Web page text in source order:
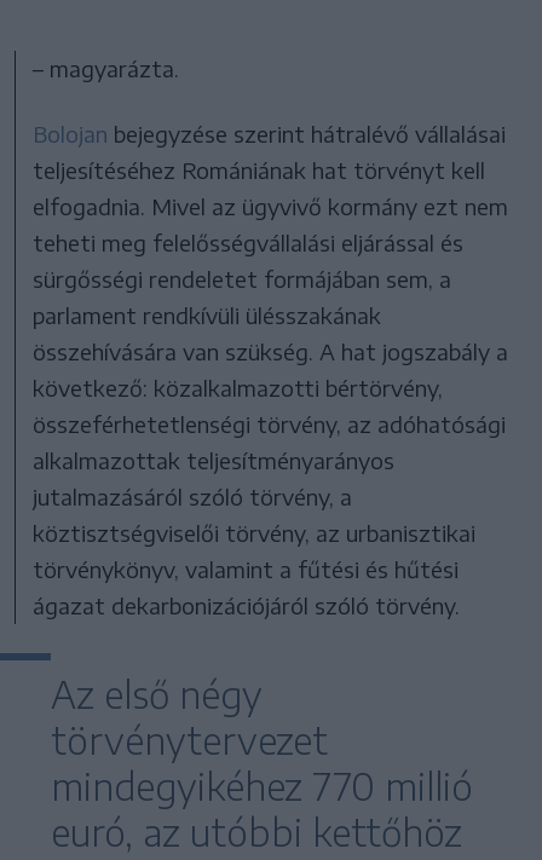
– magyarázta.
Bolojan bejegyzése szerint hátralévő vállalásai
teljesítéséhez Romániának hat törvényt kell
elfogadnia. Mivel az ügyvivő kormány ezt nem
teheti meg felelősségvállalási eljárással és
sürgősségi rendeletet formájában sem, a
parlament rendkívüli ülésszakának
összehívására van szükség. A hat jogszabály a
következő: közalkalmazotti bértörvény,
összeférhetetlenségi törvény, az adóhatósági
alkalmazottak teljesítményarányos
jutalmazásáról szóló törvény, a
köztisztségviselői törvény, az urbanisztikai
törvénykönyv, valamint a fűtési és hűtési
ágazat dekarbonizációjáról szóló törvény.
Az első négy
törvénytervezet
mindegyikéhez 770 millió
euró, az utóbbi kettőhöz